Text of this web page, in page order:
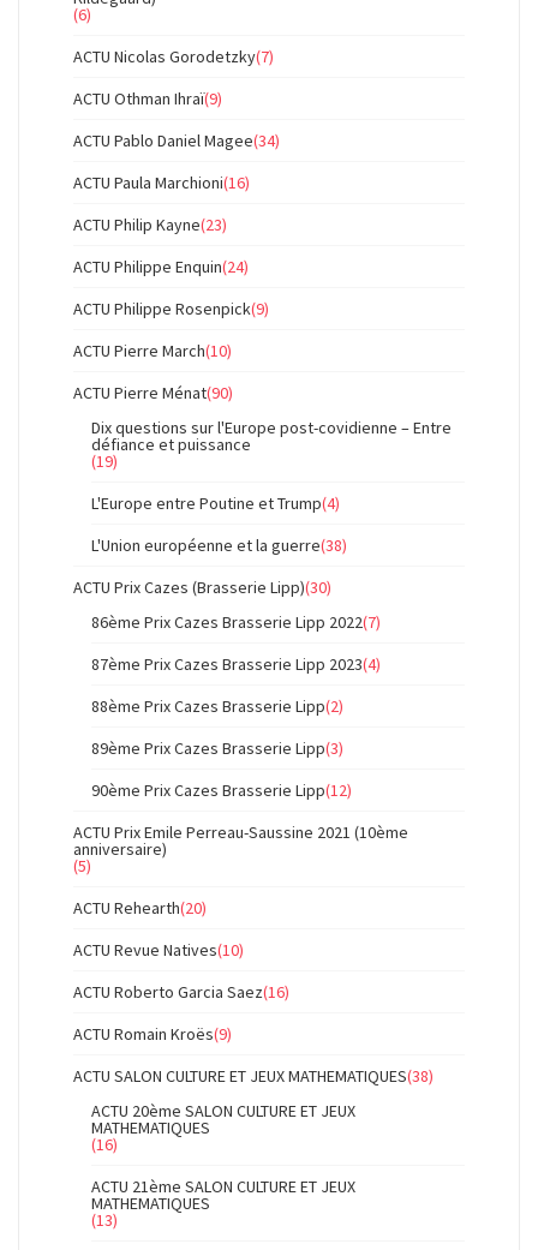
(6)
ACTU Nicolas Gorodetzky(7)
ACTU Othman Ihraï(9)
ACTU Pablo Daniel Magee(34)
ACTU Paula Marchioni(16)
ACTU Philip Kayne(23)
ACTU Philippe Enquin(24)
ACTU Philippe Rosenpick(9)
ACTU Pierre March(10)
ACTU Pierre Ménat(90)
Dix questions sur l'Europe post-covidienne – Entre
défiance et puissance
(19)
L'Europe entre Poutine et Trump(4)
L'Union européenne et la guerre(38)
ACTU Prix Cazes (Brasserie Lipp)(30)
86ème Prix Cazes Brasserie Lipp 2022(7)
87ème Prix Cazes Brasserie Lipp 2023(4)
88ème Prix Cazes Brasserie Lipp(2)
89ème Prix Cazes Brasserie Lipp(3)
90ème Prix Cazes Brasserie Lipp(12)
ACTU Prix Emile Perreau-Saussine 2021 (10ème
anniversaire)
(5)
ACTU Rehearth(20)
ACTU Revue Natives(10)
ACTU Roberto Garcia Saez(16)
ACTU Romain Kroës(9)
ACTU SALON CULTURE ET JEUX MATHEMATIQUES(38)
ACTU 20ème SALON CULTURE ET JEUX
MATHEMATIQUES
(16)
ACTU 21ème SALON CULTURE ET JEUX
MATHEMATIQUES
(13)